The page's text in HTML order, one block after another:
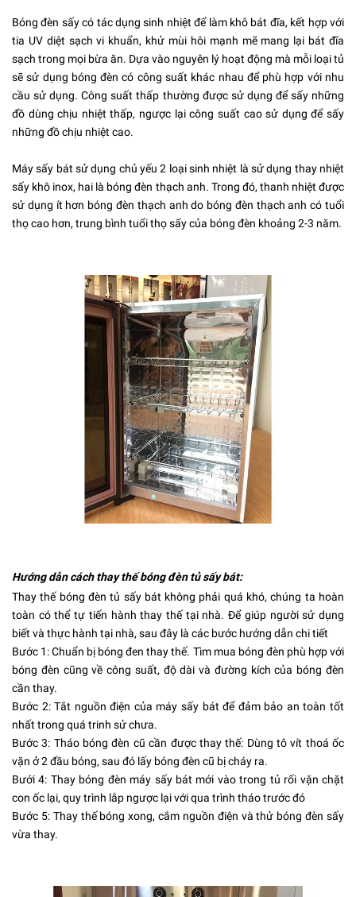
Bóng đèn sấy có tác dụng sinh nhiệt để làm khô bát đĩa, kết hợp với
tia UV diệt sạch vi khuẩn, khử mùi hôi mạnh mẽ mang lại bát đĩa
sạch trong mọi bừa ăn. Dựa vào nguyên lý hoạt động mà mỗi loại tủ
sẽ sử dụng bóng đèn có công suất khác nhau để phù hợp với nhu
cầu sử dụng. Công suất thấp thường được sử dụng để sấy những
đồ dùng chịu nhiệt thấp, ngược lại công suất cao sử dụng để sấy
những đồ chịu nhiệt cao.
Máy sấy bát sử dụng chủ yếu 2 loại sinh nhiệt là sử dụng thay nhiệt
sấy khô inox, hai là bóng đèn thạch anh. Trong đó, thanh nhiệt được
sử dụng ít hơn bóng đèn thạch anh do bóng đèn thạch anh có tuổi
thọ cao hơn, trung bình tuổi thọ sấy của bóng đèn khoảng 2-3 năm.
Hướng dẫn cách thay thế bóng đèn tủ sấy bát:
Thay thế bóng đèn tủ sấy bát không phải quá khó, chúng ta hoàn
toàn có thể tự tiến hành thay thế tại nhà. Để giúp người sử dụng
biết và thực hành tại nhà, sau đây là các bước hướng dẫn chi tiết
Bước 1: Chuẩn bị bóng đen thay thế. Tìm mua bóng đèn phù hợp với
bóng đèn cũng về công suất, độ dài và đường kích của bóng đèn
cần thay.
Bước 2: Tắt nguồn điện của máy sấy bát để đảm bảo an toàn tốt
nhất trong quá trinh sử chưa.
Bước 3: Tháo bóng đèn cũ cần được thay thế: Dùng tô vít thoá ốc
vặn ở 2 đầu bóng, sau đó lấy bóng đèn cũ bị cháy ra.
Bưới 4: Thay bóng đèn máy sấy bát mới vào trong tủ rối vặn chặt
con ốc lại, quy trình lắp ngược lại với qua trình tháo trước đó
Bước 5: Thay thế bóng xong, cắm nguồn điện và thử bóng đèn sấy
vừa thay.